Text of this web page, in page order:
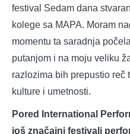
festival Sedam dana
kolege sa MAPA. Moram
momentu ta saradnja
putanjom i na moju veliku
razlozima bih prepustio reč
kulture i umetnosti.
Pored International
još značajni festivali